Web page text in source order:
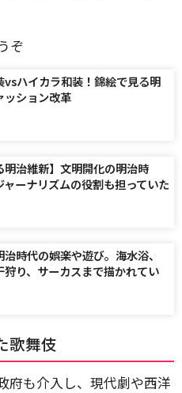
ぞ
vsハイカラ和装！錦絵で見る明
ッション改革
明治維新】文明開化の明治時
ーナリズムの役割も担っていた
時代の娯楽や遊び。海水浴、
狩り、サーカスまで描かれてい
歌舞伎
府も介入し、現代劇や西洋